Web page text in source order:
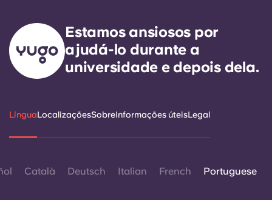
Estamos ansiosos por
ajudá-lo durante a
universidade e depois dela.
LínguaLocalizaçõesSobreInformações úteisLegal
Català Deutsch Italian French Portuguese